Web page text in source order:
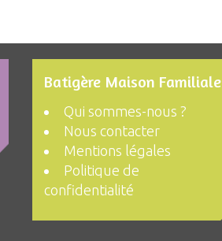
Batigère Maison Familiale
Qui sommes-nous ?
Nous contacter
Mentions légales
Politique de
confidentialité